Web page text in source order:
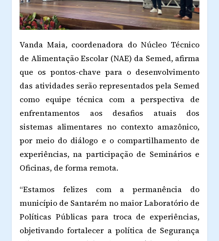
Vanda Maia, coordenadora do Núcleo Técnico
de Alimentação Escolar (NAE) da Semed, afirma
que os pontos-chave para o desenvolvimento
das atividades serão representados pela Semed
como equipe técnica com a perspectiva de
enfrentamentos aos desafios atuais dos
sistemas alimentares no contexto amazônico,
por meio do diálogo e o compartilhamento de
experiências, na participação de Seminários e
Oficinas, de forma remota.
“Estamos felizes com a permanência do
município de Santarém no maior Laboratório de
Políticas Públicas para troca de experiências,
objetivando fortalecer a política de Segurança